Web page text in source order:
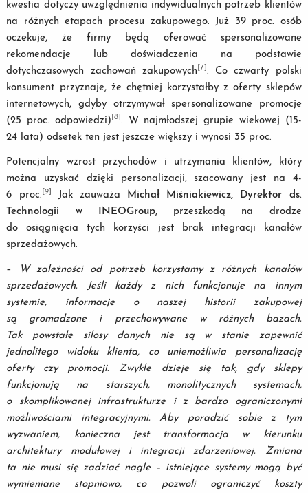
kwestia dotyczy uwzględnienia indywidualnych potrzeb klientów
na różnych etapach procesu zakupowego. Już 39 proc. osób
oczekuje, że firmy będą oferować spersonalizowane
rekomendacje lub doświadczenia na podstawie
dotychczasowych zachowań zakupowych [7] . Co czwarty polski
konsument przyznaje, że chętniej korzystałby z oferty sklepów
internetowych, gdyby otrzymywał spersonalizowane promocje
(25 proc. odpowiedzi) [8] . W najmłodszej grupie wiekowej (15-
24 lata) odsetek ten jest jeszcze większy i wynosi 35 proc.
Potencjalny wzrost przychodów i utrzymania klientów, który
można uzyskać dzięki personalizacji, szacowany jest na 4-
6 proc. [9] Jak zauważa
Michał Miśniakiewicz, Dyrektor ds.
Technologii w INEOGroup, przeszkodą na drodze
do osiągnięcia tych korzyści jest brak integracji kanałów
sprzedażowych.
–
W zależności od potrzeb korzystamy z różnych kanałów
sprzedażowych. Jeśli każdy z nich funkcjonuje na innym
systemie, informacje o naszej historii zakupowej
są gromadzone i przechowywane w różnych bazach.
Tak powstałe silosy danych nie są w stanie zapewnić
jednolitego widoku klienta, co uniemożliwia personalizację
oferty czy promocji. Zwykle dzieje się tak, gdy sklepy
funkcjonują na starszych, monolitycznych systemach,
o skomplikowanej infrastrukturze i z bardzo ograniczonymi
możliwościami integracyjnymi. Aby poradzić sobie z tym
wyzwaniem, konieczna jest transformacja w kierunku
architektury modułowej i integracji zdarzeniowej. Zmiana
ta nie musi się zadziać nagle – istniejące systemy mogą być
wymieniane stopniowo, co pozwoli ograniczyć koszty